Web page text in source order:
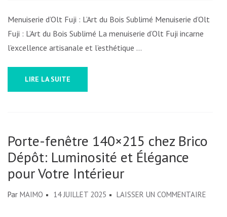
Menuiserie d’Olt Fuji : L’Art du Bois Sublimé Menuiserie d’Olt
Fuji : L’Art du Bois Sublimé La menuiserie d’Olt Fuji incarne
l’excellence artisanale et l’esthétique …
LIRE LA SUITE
Porte-fenêtre 140×215 chez Brico
Dépôt: Luminosité et Élégance
pour Votre Intérieur
Par MAIMO 14 JUILLET 2025 LAISSER UN COMMENTAIRE